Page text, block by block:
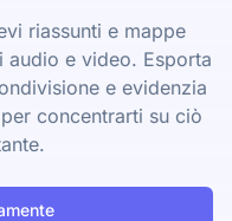
riassunti e mappe
audio e video. Esporta
e evidenzia
concentrarti su ciò